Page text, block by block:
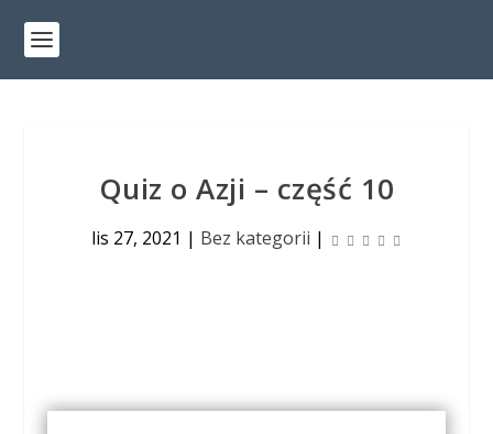
Quiz o Azji – część 10
lis 27, 2021 | Bez kategorii |